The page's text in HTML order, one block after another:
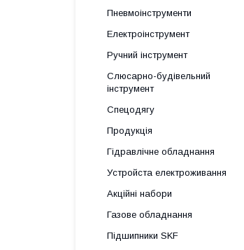
Пневмоінструменти
Електроінструмент
Ручний інструмент
Слюсарно-будівельний
інструмент
Спецодягу
Продукція
Гідравлічне обладнання
Уcтpoйстa елeктpoживання
Акційні набори
Газове обладнання
Підшипники SKF